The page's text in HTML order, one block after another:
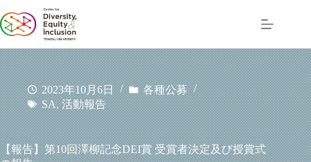
ン
テ
ン
ツ
へ
ス
キ
ッ
プ
2023年10月6日
各種公募
SA,活動報告
【報告】第10回澤柳記念DEI賞 受賞者決定及び授賞式